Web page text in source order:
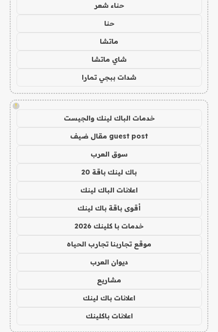
حناء شعر
حنا
ماتشا
شاي ماتشا
شدات ببجي تمارا
!
خدمات الباك لينك والجيست
guest post مقال ضيف
سوق العرب
باك لينك باقة 20
اعلانات الباك لينك
أقوى باقة باك لينك
خدمات با كلينك 2026
موقع تجاربنا تجارب الحياه
ديوان العرب
مشاريع
اعلانات باك لينك
اعلانات باكلينك